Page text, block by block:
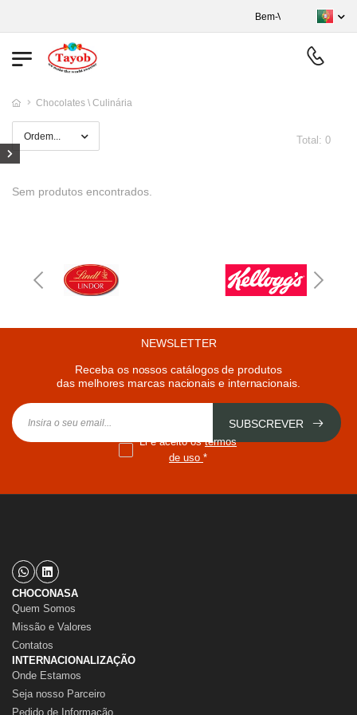
Bem-Vindos ao nosso
Chocolates \ Culinária
Total: 0
Sem produtos encontrados.
NEWSLETTER
Receba os nossos catálogos de produtos
das melhores marcas nacionais e internacionais.
SUBSCREVER
Li e aceito ostermos
de uso *
CHOCONASA
Quem Somos
Missão e Valores
Contatos
INTERNACIONALIZAÇÃO
Onde Estamos
Seja nosso Parceiro
Pedido de Informação